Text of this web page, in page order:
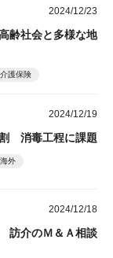
2024/12/23
齢社会と多様な地
介護保険
2024/12/19
消毒工程に課題
海外
2024/12/18
介のＭ＆Ａ相談